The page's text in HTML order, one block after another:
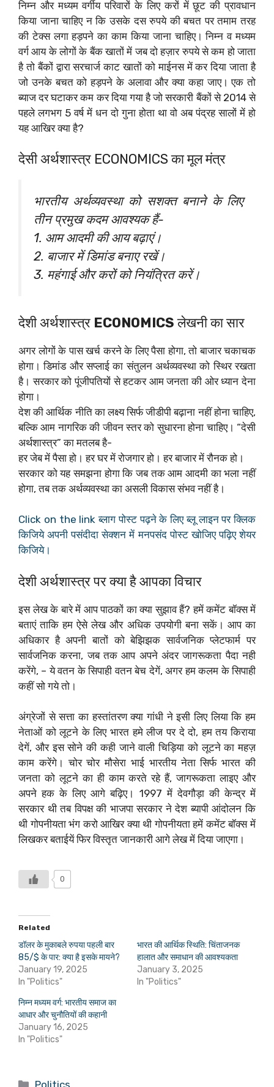
निम्न और मध्यम वर्गीय परिवारों के लिए करों में छूट की प्रावधान
किया जाना चाहिए न कि उसके दस रुपये की बचत पर तमाम तरह
की टेक्स लगा हड़पने का काम किया जाना चाहिए। निम्न व मध्यम
वर्ग आय के लोगों के बैंक खातों में जब दो हज़ार रुपये से कम हो जाता
है तो बैंकों द्वारा सरचार्ज काट खातों को माईनस में कर दिया जाता है
जो उनके बचत को हड़पने के अलावा और क्या कहा जाए। एक तो
ब्याज दर घटाकर कम कर दिया गया है जो सरकारी बैंकों से 2014 से
पहले लगभग 5 वर्ष में धन दो गुना होता था वो अब पंद्रह सालों में हो
यह आखिर क्या है?
देसी अर्थशास्त्र ECONOMICS का मूल मंत्र
भारतीय अर्थव्यवस्था को सशक्त बनाने के लिए
तीन प्रमुख कदम आवश्यक हैं-
1. आम आदमी की आय बढ़ाएं।
2. बाजार में डिमांड बनाए रखें।
3. महंगाई और करों को नियंत्रित करें।
देशी अर्थशास्त्र ECONOMICSलेखनी का सार
अगर लोगों के पास खर्च करने के लिए पैसा होगा, तो बाजार चकाचक
होगा। डिमांड और सप्लाई का संतुलन अर्थव्यवस्था को स्थिर रखता
है। सरकार को पूंजीपतियों से हटकर आम जनता की ओर ध्यान देना
होगा।
देश की आर्थिक नीति का लक्ष्य सिर्फ जीडीपी बढ़ाना नहीं होना चाहिए,
बल्कि आम नागरिक की जीवन स्तर को सुधारना होना चाहिए। “देसी
अर्थशास्त्र” का मतलब है-
हर जेब में पैसा हो। हर घर में रोजगार हो। हर बाजार में रौनक हो।
सरकार को यह समझना होगा कि जब तक आम आदमी का भला नहीं
होगा, तब तक अर्थव्यवस्था का असली विकास संभव नहीं है।
Click on the link ब्लाग पोस्ट पढ़ने के लिए ब्लू लाइन पर क्लिक
किजिये अपनी पसंदीदा सेक्शन में मनपसंद पोस्ट खोजिए पढ़िए शेयर
किजिये।
देशी अर्थशास्त्र पर क्या है आपका विचार
इस लेख के बारे में आप पाठकों का क्या सुझाव हैं? हमें कमेंट बॉक्स में
बताएं ताकि हम ऐसे लेख और अधिक उपयोगी बना सकें। आप का
अधिकार है अपनी बातों को बेझिझक सार्वजनिक प्लेटफार्म पर
सार्वजनिक करना, जब तक आप अपने अंदर जागरूकता पैदा नही
करेंगे, – ये वतन के सिपाही वतन बेच देगें, अगर हम कलम के सिपाही
कहीं सो गये तो।
अंग्रेजों से सत्ता का हस्तांतरण क्या गांधी ने इसी लिए लिया कि हम
नेताओं को लूटने के लिए भारत हमे लीज पर दे दो, हम तय किराया
देगें, और इस सोने की कही जाने वाली चिड़िया को लूटने का महज़
काम करेंगे। चोर चोर मौसेरा भाई भारतीय नेता सिर्फ भारत की
जनता को लूटने का ही काम करते रहे हैं, जागरूकता लाइए और
अपने हक के लिए आगे बढ़िए। 1997 में देवगौड़ा की केन्द्र में
सरकार थी तब विपक्ष की भाजपा सरकार ने देश ब्यापी आंदोलन कि
थी गोपनीयता भंग करो आखिर क्या थी गोपनीयता हमें कमेंट बॉक्स में
लिखकर बताईयें फिर विस्तृत जानकारी आगे लेख में दिया जाएगा।
0
Related
डॉलर के मुकाबले रुपया पहली बार
85/$ के पार: क्या है इसके मायने?
January 19, 2025
In "Politics"
भारत की आर्थिक स्थिति: चिंताजनक
हालात और समाधान की आवश्यकता
January 3, 2025
In "Politics"
निम्न मध्यम वर्ग: भारतीय समाज का
आधार और चुनौतियों की कहानी
January 16, 2025
In "Politics"
Categories
Politics